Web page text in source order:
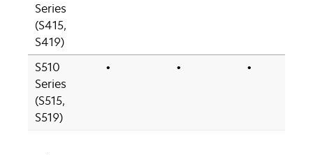
Series
(S415,
S419)
S510
Series
(S515,
S519)
• • •